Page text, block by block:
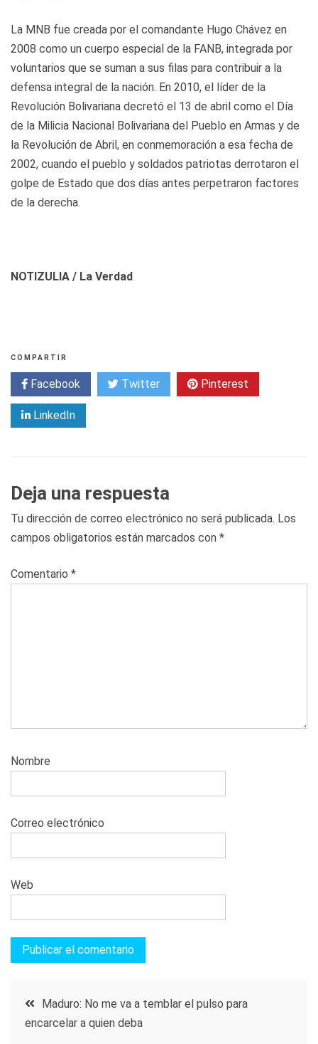
La MNB fue creada por el comandante Hugo Chávez en
2008 como un cuerpo especial de la FANB, integrada por
voluntarios que se suman a sus filas para contribuir a la
defensa integral de la nación. En 2010, el líder de la
Revolución Bolivariana decretó el 13 de abril como el Día
de la Milicia Nacional Bolivariana del Pueblo en Armas y de
la Revolución de Abril, en conmemoración a esa fecha de
2002, cuando el pueblo y soldados patriotas derrotaron el
golpe de Estado que dos días antes perpetraron factores
de la derecha.
NOTIZULIA / La Verdad
COMPARTIR
Facebook Twitter Pinterest
LinkedIn
Deja una respuesta
Tu dirección de correo electrónico no será publicada. Los
campos obligatorios están marcados con *
Comentario *
Nombre
Correo electrónico
Web
Navegación
Maduro: No me va a temblar el pulso para
encarcelar a quien deba